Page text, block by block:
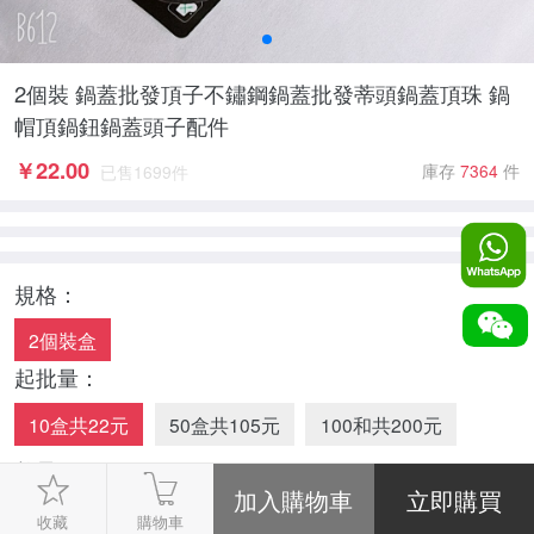
2個裝 鍋蓋批發頂子不鏽鋼鍋蓋批發蒂頭鍋蓋頂珠 鍋
帽頂鍋鈕鍋蓋頭子配件
￥22.00 已售 1699件 庫存 7364件
規格：
2個裝盒
起批量：
10盒共22元 50盒共105元 100和共200元
數量：
-
+
收藏 購物車